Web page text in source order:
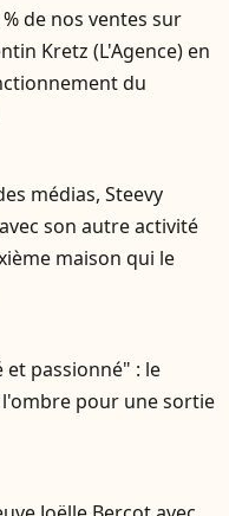
de nos ventes sur
Kretz (L'Agence) en
du
médias, Steevy
son autre activité
maison qui le
et passionné" : le
pour une sortie